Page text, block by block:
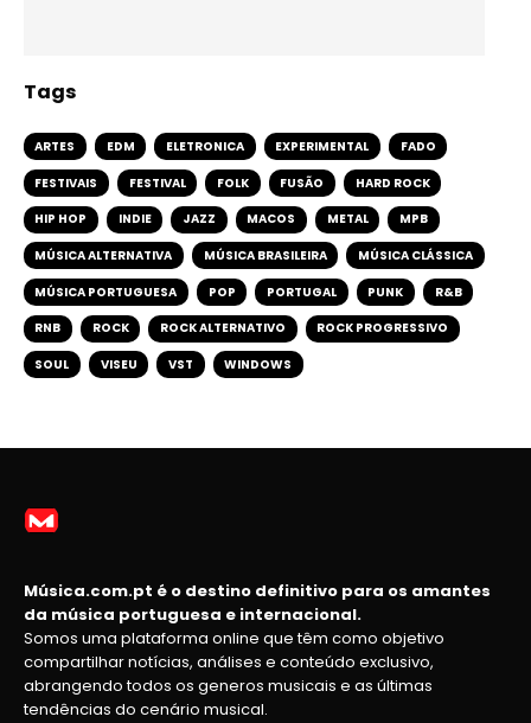
Tags
ARTES EDM ELETRONICA EXPERIMENTAL FADO
FESTIVAIS FESTIVAL FOLK FUSÃO HARD ROCK
HIP HOP INDIE JAZZ MACOS METAL MPB
MÚSICA ALTERNATIVA MÚSICA BRASILEIRA MÚSICA CLÁSSICA
MÚSICA PORTUGUESA POP PORTUGAL PUNK R&B
RNB ROCK ROCK ALTERNATIVO ROCK PROGRESSIVO
SOUL VISEU VST WINDOWS
Música.com.pt é o destino definitivo para os amantes
da música portuguesa e internacional.
Somos uma plataforma online que têm como objetivo
compartilhar notícias, análises e conteúdo exclusivo,
abrangendo todos os generos musicais e as últimas
tendências do cenário musical.